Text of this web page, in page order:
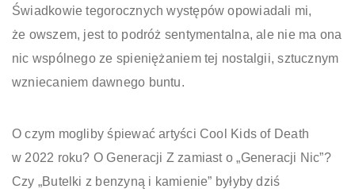
Świadkowie tegorocznych występów opowiadali mi,
że owszem, jest to podróż sentymentalna, ale nie ma ona
nic wspólnego ze spieniężaniem tej nostalgii, sztucznym
wzniecaniem dawnego buntu.
O czym mogliby śpiewać artyści Cool Kids of Death
w 2022 roku? O Generacji Z zamiast o „Generacji Nic”?
Czy „Butelki z benzyną i kamienie” byłyby dziś